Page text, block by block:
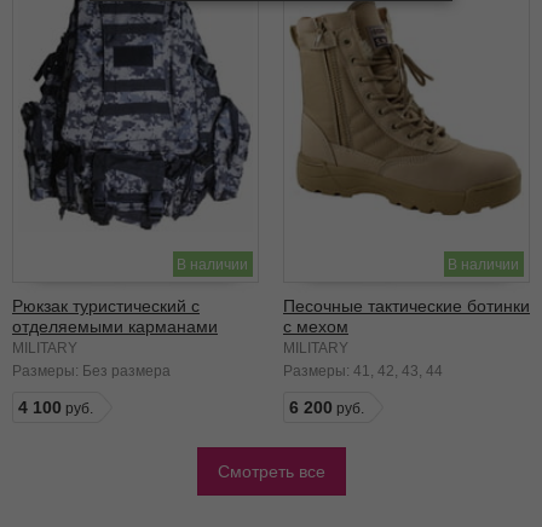
В наличии
Рюкзак туристический с
отделяемыми карманами
черная цифра
MILITARY
Размеры: Без размера
4 100
В наличии
Песочные тактические ботинки
с мехом
MILITARY
Размеры: 41 42 43 44
6 200
Смотреть все